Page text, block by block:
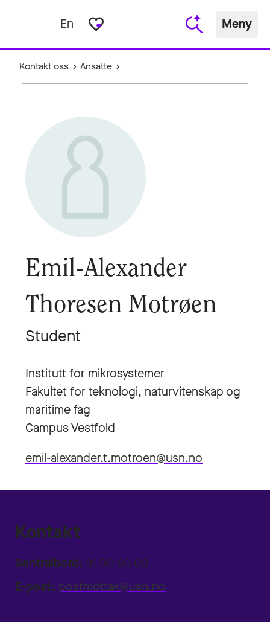
En favorite_border Meny
Kontakt oss Ansatte
Emil-Alexander
Thoresen Motrøen
Student
Institutt for mikrosystemer
Fakultet for teknologi, naturvitenskap og
maritime fag
Campus Vestfold
emil-alexander.t.motroen@usn.no
Kontakt
Sentralbord: 31 00 80 00
E-post: postmottak@usn.no